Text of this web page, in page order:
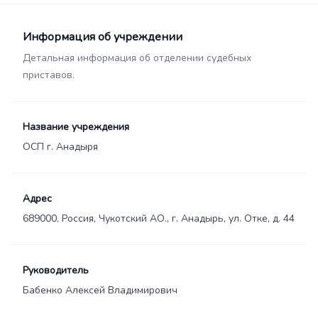
Информация об учреждении
Детальная информация об отделении судебных
приставов.
Название учреждения
ОСП г. Анадыря
Адрес
689000, Россия, Чукотский АО., г. Анадырь, ул. Отке, д. 44
Руководитель
Бабенко Алексей Владимирович